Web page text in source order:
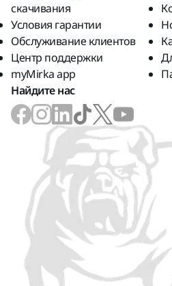
скачивания
Условия гарантии
Обслуживание клиентов
Центр поддержки
myMirka app
Найдите нас